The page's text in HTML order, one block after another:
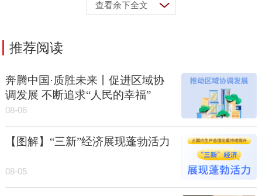
查看余下全文
推荐阅读
奔腾中国·质胜未来丨促进区域协
调发展 不断追求“人民的幸福”
08-06
【图解】“三新”经济展现蓬勃活力
08-05